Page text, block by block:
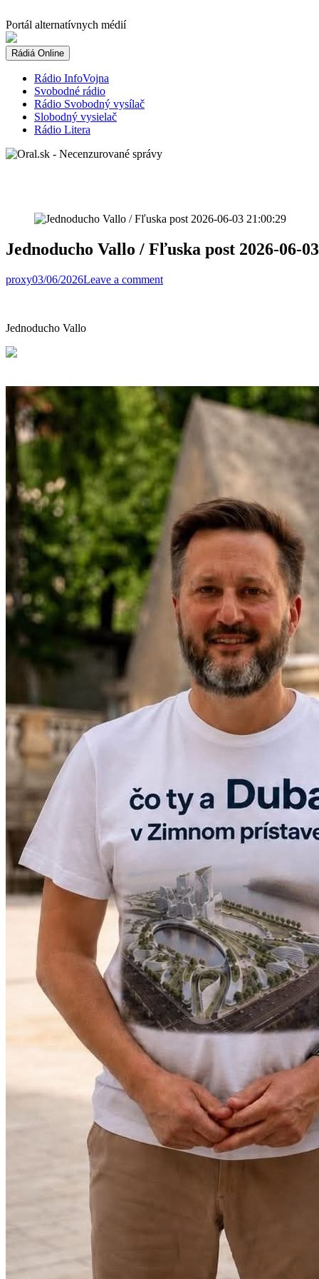
to
content
Portál alternatívnych médií
Rádiá Online
Rádio InfoVojna
Svobodné rádio
Rádio Svobodný vysílač
Slobodný vysielač
Rádio Litera
Jednoducho Vallo / Fľuska post 2026-06-
proxy03/06/2026Leave a comment
Jednoducho Vallo